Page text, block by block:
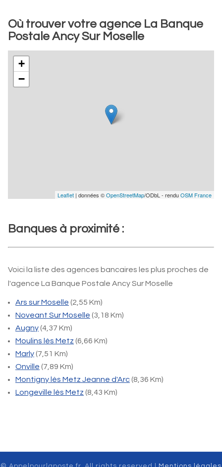
Où trouver votre agence La Banque
Postale Ancy Sur Moselle
+
−
Leaflet | données ©OpenStreetMap/ODbL - renduOSM France
Banques à proximité :
Voici la liste des agences bancaires les plus proches de
l'agence La Banque Postale Ancy Sur Moselle
Ars sur Moselle (2,55 Km)
Noveant Sur Moselle (3,18 Km)
Augny(4,37 Km)
Moulins lès Metz (6,66 Km)
Marly(7,51 Km)
Onville (7,89 Km)
Montigny lès Metz Jeanne d'Arc(8,36 Km)
Longeville lès Metz (8,43 Km)